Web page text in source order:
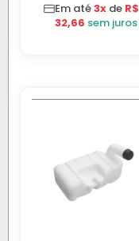
Em até3x de R$
32,66 sem juros